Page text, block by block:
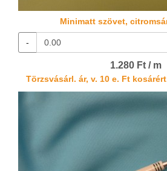
Minimatt szövet,
-
1.280 Ft / m
Törzsvásárl. ár, v. 10 e. Ft